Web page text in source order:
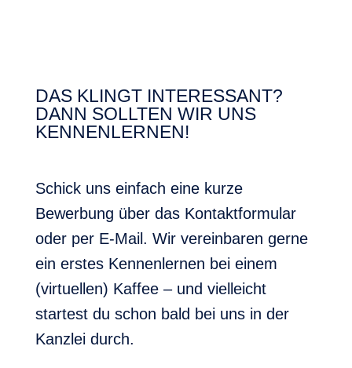
DAS KLINGT INTERESSANT?
DANN SOLLTEN WIR UNS
KENNENLERNEN!
Schick uns einfach eine kurze
Bewerbung über das Kontaktformular
oder per E-Mail. Wir vereinbaren gerne
ein erstes Kennenlernen bei einem
(virtuellen) Kaffee – und vielleicht
startest du schon bald bei uns in der
Kanzlei durch.